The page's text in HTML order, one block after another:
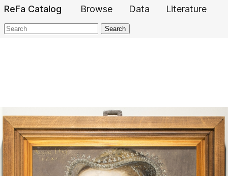
ReFa Catalog Browse Data Literature
Search